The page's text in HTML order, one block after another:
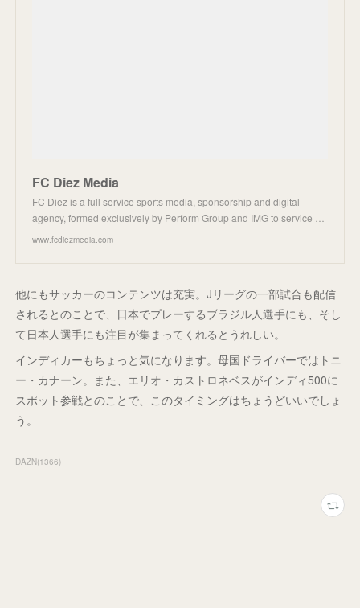
FC Diez Media
FC Diez is a full service sports media, sponsorship and digital
agency, formed exclusively by Perform Group and IMG to service …
www.fcdiezmedia.com
他にもサッカーのコンテンツは充実。Jリーグの一部試合も配信
されるとのことで、日本でプレーするブラジル人選手にも、そし
て日本人選手にも注目が集まってくれるとうれしい。
インディカーもちょっと気になります。母国ドライバーではトニ
ー・カナーン。また、エリオ・カストロネベスがインディ500に
スポット参戦とのことで、このタイミングはちょうどいいでしょ
う。
DAZN(1366)